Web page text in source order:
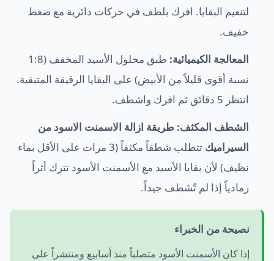
لتنعيم البقايا. افرك بلطف في حركات دائرية مع ضغط
خفيف.
المعالجة الكيميائية:
طبق محلول الأسيد المخفف (1:8
نسبة أقوى قليلاً من الأبيض) على البقايا الرقيقة المتبقية.
انتظر 5 دقائق ثم افرك واشطف.
الشطف المكثف: طريقة ازالة الاسمنت الاسود من
السيراميك
تتطلب شطفاً مكثفاً (3 مرات على الأقل بماء
نظيف) لأن بقايا الأسيد مع الأسمنت الأسود تترك أثراً
رمادياً إذا لم تُشطف جيداً.
نصيحة من الخبراء
إذا كان الأسمنت الأسود متصلباً منذ أسابيع ومنتشراً على